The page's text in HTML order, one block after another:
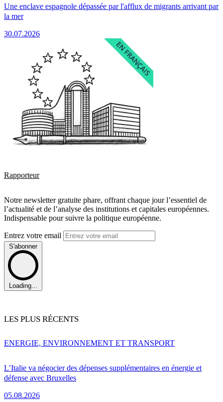
Une enclave espagnole dépassée par l'afflux de migrants arrivant par
la mer
30.07.2026
Rapporteur
Notre newsletter gratuite phare, offrant chaque jour l’essentiel de
l’actualité et de l’analyse des institutions et capitales européennes.
Indispensable pour suivre la politique européenne.
Entrez votre email
S'abonner
Loading...
LES PLUS RÉCENTS
L’Italie va négocier des dépenses supplémentaires en énergie et
défense avec Bruxelles
05.08.2026
ENERGIE, ENVIRONNEMENT ET TRANSPORT